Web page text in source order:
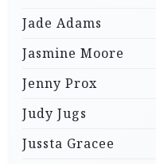
Jade Adams
Jasmine Moore
Jenny Prox
Judy Jugs
Jussta Gracee